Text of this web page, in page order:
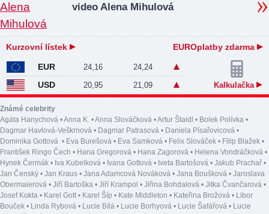
video Alena Mihulová
Kurzovní lístek EUROplatby zdarma
EUR 24,16 24,24
USD 20,95 21,09 Kalkulačka
Známé celebrity
Agáta Hanychová •Anna K. •Anna Slováčková •Artur Štaidl • Bolek Polívka •
Dagmar Havlová-Veškrnová • Dagmar Patrasová • Daniela Písařovicová •
Dominika Gottová • Eva Burešová • Eva Samková • Felix Slováček • Filip Blažek •
František Ringo Čech • Hana Gregorová • Hana Zagorová • Helena Vondráčková •
Hynek Čermák • Iva Kubelková • Ivana Gottová • Iveta Bartošová • Jakub Prachař •
Jan Čenský • Jan Kraus • Jana Adamcová Nováková • Jana Boušková • Jaroslava
Obermaierová • Jiří Bartoška • Jiří Krampol • Jiřina Bohdalová • Jitka Čvančarová •
Josef Kokta • Karel Gott• Karel Šíp • Kate Middleton • Kateřina Brožová • Libor
Bouček • Linda Rybová • Lucie Bílá • Lucie Borhyová • Lucie Šafářová • Lucie